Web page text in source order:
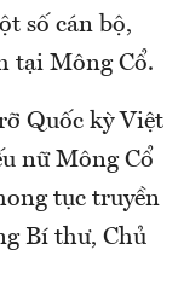
số cán bộ,
tại Mông Cổ.
Quốc kỳ Việt
nữ Mông Cổ
tục truyền
Bí thư, Chủ